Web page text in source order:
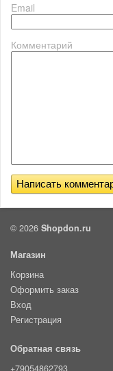
Email
Комментарий
© 2026 Shopdon.ru
Магазин
Корзина
Оформить заказ
Вход
Регистрация
Обратная связь
+79054862793